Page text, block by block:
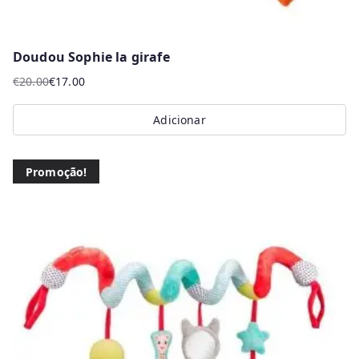
Doudou Sophie la girafe
€20.00
O
preço
original
€20.00.
€17.00
O
preço
atual
€17.00.
Adicionar
Promoção!